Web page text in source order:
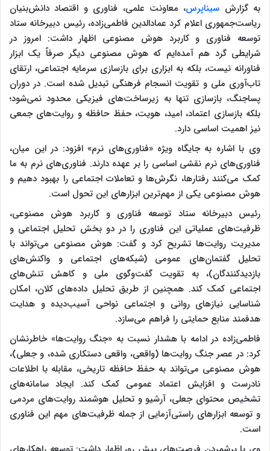
به گزارش سیناپرس، معاونت علمی، فناوری و اقتصاد دانش‌بنیان
ریاست‌جمهوری اعلام کرد عمادالدین فاطمی‌زاده، رئیس دبیرخانه ستاد
توسعه فناوری و کاربرد هوش مصنوعی اظهار داشت: امروز در
شرایطی گرد هم آمده‌ایم که هوش مصنوعی دیگر صرفاً یک ابزار
فناورانه نیست، بلکه به ابزاری برای بازسازی سرمایه اجتماعی، ارتقای
تاب‌آوری ملی و تقویت انسجام فرهنگی تبدیل شده است. در دوران
پساجنگ، بازسازی تنها به زیرساخت‌های فیزیکی محدود نمی‌شود؛
بلکه بازسازی اعتماد، امید، هویت، حفظ حافظه و روایت‌های جمعی
نیز اهمیت اساسی دارد.
وی با اشاره به جایگاه ویژه «فناوری‌های نرم» افزود: در این میان،
فناوری‌های نرم نقشی اساسی را بر عهده دارند. فناوری‌های نرم به ما
کمک می‌کنند رفتارها، نگرش‌ها و تعاملات اجتماعی را بهبود دهیم و
هوش مصنوعی یکی از مهم‌ترین ابزارهای این تحول است.
رئیس دبیرخانه ستاد توسعه فناوری و کاربرد هوش مصنوعی،
ظرفیت‌های عملیاتی این فناوری را در دو بخش تحلیل اجتماعی و
مدیریت روایت‌ها تشریح کرد و گفت: هوش مصنوعی می‌تواند با
تحلیل گفتمان‌های عمومی (شبکه‌های اجتماعی و واکنش‌های
بازدیدکنندگان)، به تقویت گفت‌وگوی ملی و کاهش تنش‌های
اجتماعی کمک کند. همچنین از طریق تحلیل داده‌های کلان، امکان
شناسایی نیازهای روانی و اجتماعی نواحی آسیب‌دیده و هدایت
هدفمند منابع حمایتی را فراهم می‌سازد.
فاطمی‌زاده در ادامه با هشدار نسبت به «جنگ روایت‌ها» خاطرنشان
کرد: در عصر جنگ روایت‌ها (واقعی، واقعی دستکاری شده، و جعلی)،
هوش مصنوعی می‌تواند به حفظ حافظه تاریخی، مقابله با اطلاعات
نادرست و افزایش اعتماد عمومی کمک کند. ایجاد سامانه‌های
تشخیص محتوای جعلی، آرشیو و تحلیل هوشمند روایت‌های مردمی
و توسعه ابزارهای راستی‌آزمایی از جمله ظرفیت‌های مهم این فناوری
است.